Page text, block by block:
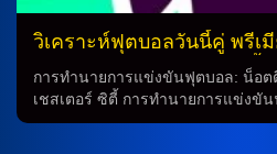
วิเคราะห์ฟุตบอลวันนี้คู่ พรีเ
แฮม ฟอเรสต์ vs แมนฯ ซิตี้
การทำนายการแข่งขันฟุตบอล: น็อ
เชสเตอร์ ซิตี้ การทำนายการแข่งขั
ฟอเรสต์ กับ แมนเชสเตอร์ ซิตี้ นั้นเ